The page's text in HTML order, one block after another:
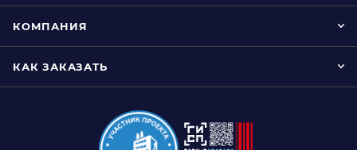
КОМПАНИЯ
КАК ЗАКАЗАТЬ